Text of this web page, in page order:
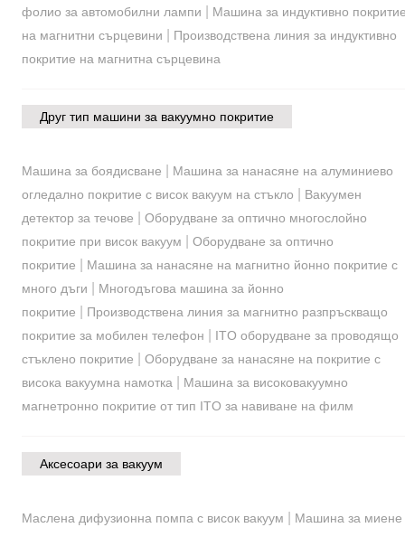
фолио за автомобилни лампи
Машина за индуктивно
на магнитни сърцевини
Производствена линия за индуктивно
покритие на магнитна сърцевина
Друг тип машини за вакуумно покритие
Машина за боядисване
Машина за нанасяне на алуминиево
огледално покритие с висок вакуум на стъкло
Вакуумен
детектор за течове
Оборудване за оптично многослойно
покритие при висок вакуум
Оборудване за оптично
покритие
Машина за нанасяне на магнитно йонно покритие с
много дъги
Многодъгова машина за йонно
покритие
Производствена линия за магнитно разпръскващо
покритие за мобилен телефон
ITO оборудване за проводящо
стъклено покритие
Оборудване за нанасяне на покритие с
висока вакуумна намотка
Машина за високовакуумно
магнетронно покритие от тип ITO за навиване на филм
Аксесоари за вакуум
Маслена дифузионна помпа с висок вакуум
Машина за миене